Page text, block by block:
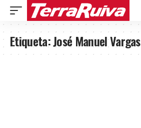
Etiqueta:José Manuel Vargas